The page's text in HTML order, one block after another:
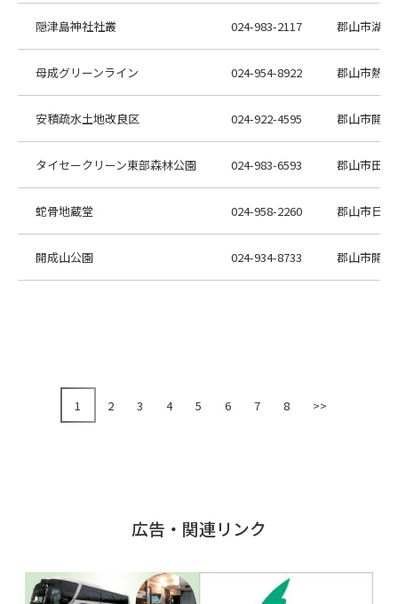
隠津島神社社叢 024-983-2117 郡山市湖南
母成グリーンライン 024-954-8922 郡山市熱海
安積疏水土地改良区 024-922-4595 郡山市開成
タイセークリーン東部森林公園 024-983-6593 郡山市田
蛇骨地蔵堂 024-958-2260 郡山市日和
開成山公園 024-934-8733 郡山市開成
1 2 3 4 5 6 7 8 >>
広告・関連リンク